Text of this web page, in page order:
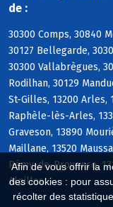
Afin de vous offrir la
des cookies : pour
récolter des
de :
30300 Comps, 30840
30127 Bellegarde,
30300 Vallabrègues,
Rodilhan, 30129
St-Gilles, 13200 Arles,
Raphèle-lès-Arles,
Graveson, 13890
Maillane, 13520
Rémy-de-Provence,
Alpilles